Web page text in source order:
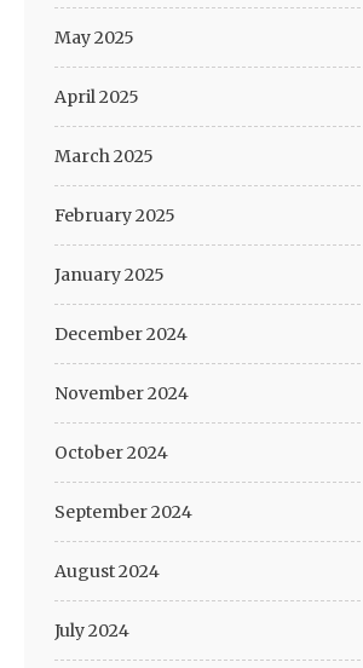
May 2025
April 2025
March 2025
February 2025
January 2025
December 2024
November 2024
October 2024
September 2024
August 2024
July 2024